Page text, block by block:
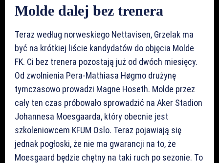
Molde dalej bez trenera
Teraz według norweskiego Nettavisen, Grzelak ma
być na krótkiej liście kandydatów do objęcia Molde
FK. Ci bez trenera pozostają już od dwóch miesięcy.
Od zwolnienia Pera-Mathiasa Høgmo drużynę
tymczasowo prowadzi Magne Hoseth. Molde przez
cały ten czas próbowało sprowadzić na Aker Stadion
Johannesa Moesgaarda, który obecnie jest
szkoleniowcem KFUM Oslo. Teraz pojawiają się
jednak pogłoski, że nie ma gwarancji na to, że
Moesgaard będzie chętny na taki ruch po sezonie. To